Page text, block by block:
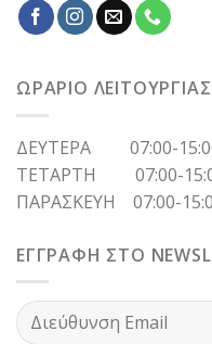
ΩΡΑΡΙΟ ΛΕΙΤΟΥΡΓΙΑΣ
ΔΕΥΤΕΡΑ 07:00-
ΤΕΤΑΡΤΗ 07:00-
ΠΑΡΑΣΚΕΥΗ 07:00-
ΕΓΓΡΑΦΗ ΣΤΟ